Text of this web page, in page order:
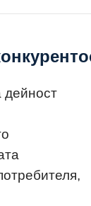
дейност